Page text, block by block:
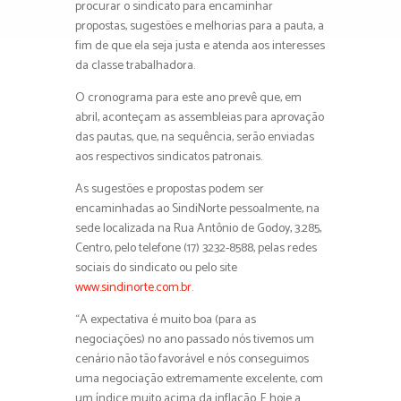
procurar o sindicato para encaminhar
propostas, sugestões e melhorias para a pauta, a
fim de que ela seja justa e atenda aos interesses
da classe trabalhadora.
O cronograma para este ano prevê que, em
abril, aconteçam as assembleias para aprovação
das pautas, que, na sequência, serão enviadas
aos respectivos sindicatos patronais.
As sugestões e propostas podem ser
encaminhadas ao SindiNorte pessoalmente, na
sede localizada na Rua Antônio de Godoy, 3.285,
Centro, pelo telefone (17) 3232-8588, pelas redes
sociais do sindicato ou pelo site
www.sindinorte.com.br.
“A expectativa é muito boa (para as
negociações) no ano passado nós tivemos um
cenário não tão favorável e nós conseguimos
uma negociação extremamente excelente, com